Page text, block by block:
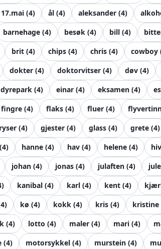
17.mai (4) ål (4) aleksander (4)
barnehage (4) besøk (4) bill (4)
brit (4) chips (4) chris (4) cowboy
dokter (4) doktorvitser (4) døv (4)
dyrepark (4) einar (4) eksamen (4)
fingre (4) flaks (4) fluer (4)
(4) gjester (4) glass (4) grete (4)
(4) hanne (4) hav (4) helene (4) hiv
johan (4) jonas (4) julaften (4)
) kanibal (4) karl (4) kent (4)
4) kø (4) kokk (4) kris (4) kristine
(4) lotto (4) maler (4) mari (4)
(4) motorsykkel (4) murstein (4)